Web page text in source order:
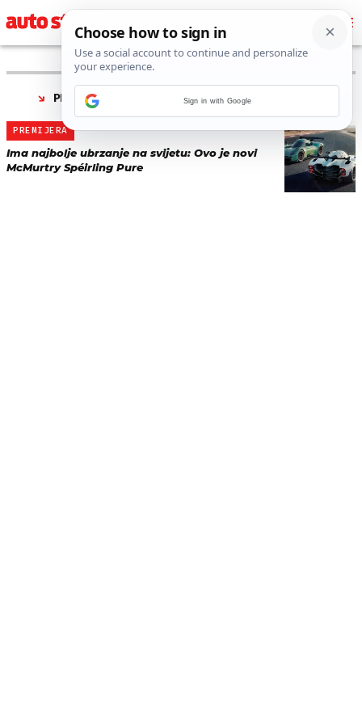
PRONAĐENO 1 REZULTATA ZA TAG “
PREMIJERA
Ima najbolje ubrzanje na svijetu: Ovo je novi
McMurtry Spéirling Pure
Sign in with Google